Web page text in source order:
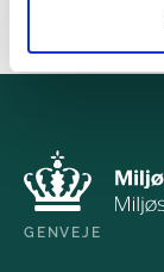
GENVEJE